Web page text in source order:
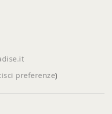
preferenze)